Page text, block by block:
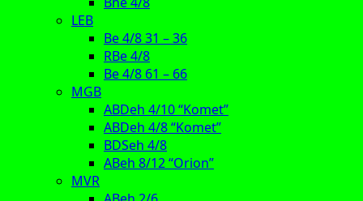
LEB
Be 4/8 31 – 36
RBe 4/8
Be 4/8 61 – 66
MGB
ABDeh 4/10 “Komet”
ABDeh 4/8 “Komet”
BDSeh 4/8
ABeh 8/12 “Orion”
MVR